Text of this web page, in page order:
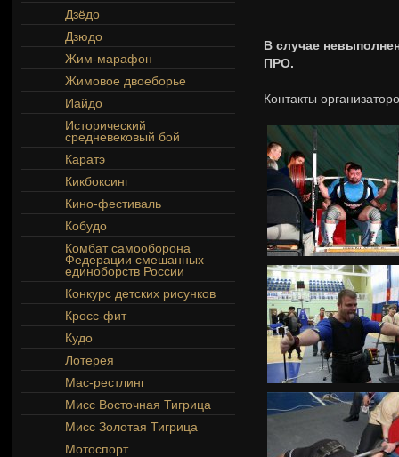
Дзёдо
Дзюдо
Жим-марафон
Жимовое двоеборье
Иайдо
Исторический
средневековый бой
Каратэ
Кикбоксинг
Кино-фестиваль
Кобудо
Комбат самооборона
Федерации смешанных
единоборств России
Конкурс детских рисунков
Кросс-фит
Кудо
Лотерея
Мас-рестлинг
Мисс Восточная Тигрица
Мисс Золотая Тигрица
Мотоспорт
В случае
ПРО.
Контакты